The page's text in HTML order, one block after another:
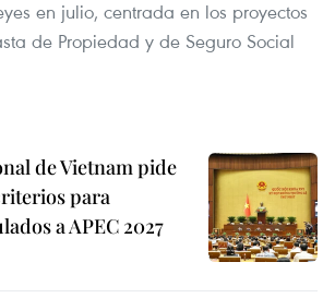
en julio, centrada en los proyectos
de Propiedad y de Seguro Social
de Vietnam pide
para
a APEC 2027